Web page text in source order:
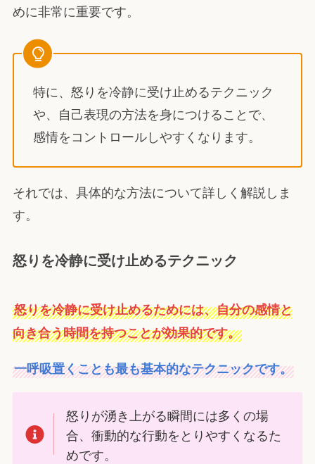
めに非常に重要です。
特に、怒りを冷静に受け止めるテクニック
や、自己表現の方法を身につけることで、
感情をコントロールしやすくなります。
それでは、具体的な方法について詳しく解説しま
す。
怒りを冷静に受け止めるテクニック
怒りを冷静に受け止めるためには、自分の感情と
向き合う時間を持つことが効果的です。
一呼吸置くことも最も基本的なテクニックです。
怒りが湧き上がる瞬間には多くの場
合、衝動的な行動をとりやすくなるた
めです。